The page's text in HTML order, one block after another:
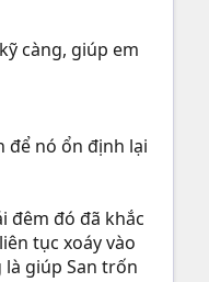
càng, giúp em
để nó ổn định lại
đêm đó đã khắc
tục xoáy vào
là giúp San trốn